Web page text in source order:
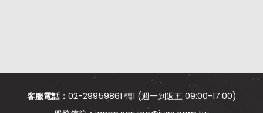
客服電話： 02-29959861 轉1 (週一到週五 09:00-17:00)